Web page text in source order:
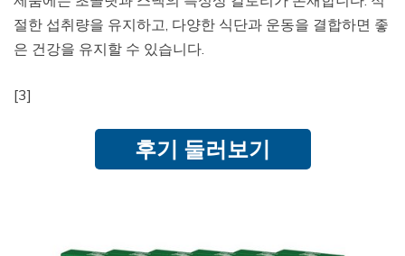
절한 섭취량을 유지하고, 다양한 식단과 운동을 결합하면 좋
은 건강을 유지할 수 있습니다.
[3]
후기 둘러보기